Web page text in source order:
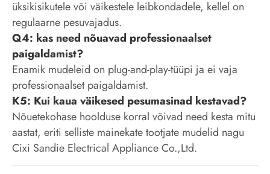
üksikisikutele või väikestele leibkondadele, kellel on
regulaarne pesuvajadus.
Q4: kas need nõuavad professionaalset
paigaldamist?
Enamik mudeleid on plug-and-play-tüüpi ja ei vaja
professionaalset paigaldamist.
K5: Kui kaua väikesed pesumasinad kestavad?
Nõuetekohase hoolduse korral võivad need kesta mitu
aastat, eriti selliste mainekate tootjate mudelid nagu
Cixi Sandie Electrical Appliance Co.,Ltd.